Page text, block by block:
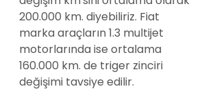
200.000 km. diyebiliriz. Fiat
marka araçların 1.3 multijet
motorlarında ise ortalama
160.000 km. de triger zinciri
değişimi tavsiye edilir.